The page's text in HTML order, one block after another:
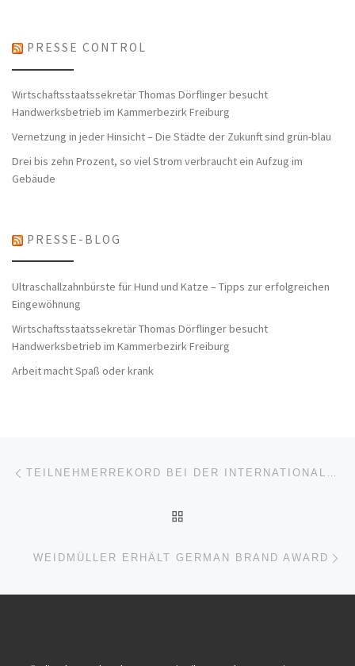
PRESSE CONTROL
Wirtschaftsstaatssekretär Thomas Dörflinger besucht
Handwerksbetrieb im Kammerbezirk Freiburg
Vernetzung in jeder Hinsicht – Die Städte der Zukunft sind grün-blau
Drei bis zehn Prozent, so viel Strom verbraucht ein Aufzug im
Gebäude
PRESSE-BLOG
Ultraschallzahnbürste für Hund und Katze – Tipps zur erfolgreichen
Eingewöhnung
Wirtschaftsstaatssekretär Thomas Dörflinger besucht
Handwerksbetrieb im Kammerbezirk Freiburg
Arbeit macht Spaß oder krank
Beitragsnavigation TEILNEHMERREKORD BEI DER INTERNATIONALEN JAHRESTAGUNG DES FRAUNHOFER ICT
WEIDMÜLLER ERHÄLT GERMAN BRAND AWARD